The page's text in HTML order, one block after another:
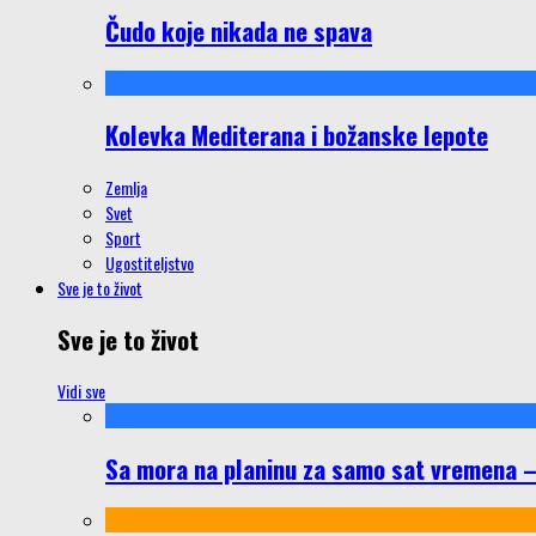
Čudo koje nikada ne spava
Kolevka Mediterana i božanske lepote
Zemlja
Svet
Sport
Ugostiteljstvo
Sve je to život
Sve je to život
Vidi sve
Sa mora na planinu za samo sat vremena